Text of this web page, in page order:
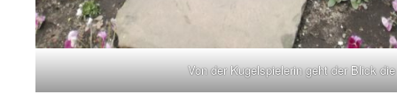
Von der Kugelspielerin geht der Blick